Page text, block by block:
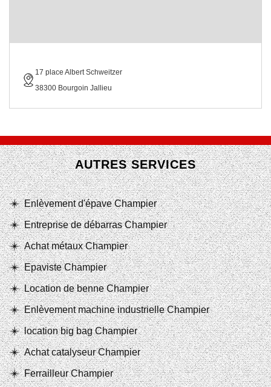
17 place Albert Schweitzer
38300 Bourgoin Jallieu
AUTRES SERVICES
Enlèvement d'épave Champier
Entreprise de débarras Champier
Achat métaux Champier
Epaviste Champier
Location de benne Champier
Enlèvement machine industrielle Champier
location big bag Champier
Achat catalyseur Champier
Ferrailleur Champier